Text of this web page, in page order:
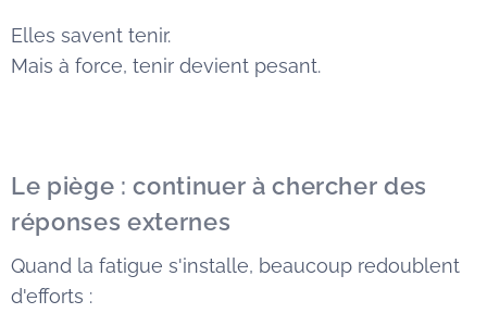
Elles savent tenir.
Mais à force, tenir devient pesant.
Le piège : continuer à chercher des
réponses externes
Quand la fatigue s'installe, beaucoup redoublent
d'efforts :